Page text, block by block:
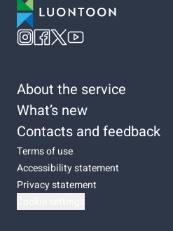
About the service
What’s new
Contacts and feedback
Terms of use
Accessibility statement
Privacy statement